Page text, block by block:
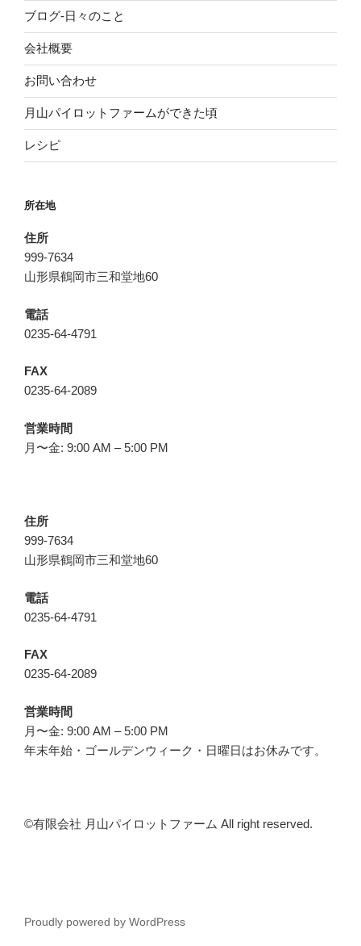
ブログ-日々のこと
会社概要
お問い合わせ
月山パイロットファームができた頃
レシピ
所在地
住所
999-7634
山形県鶴岡市三和堂地60
電話
0235-64-4791
FAX
0235-64-2089
営業時間
月〜金: 9:00 AM – 5:00 PM
住所
999-7634
山形県鶴岡市三和堂地60
電話
0235-64-4791
FAX
0235-64-2089
営業時間
月〜金: 9:00 AM – 5:00 PM
年末年始・ゴールデンウィーク・日曜日はお休みです。
©︎有限会社 月山パイロットファーム All right reserved.
Proudly powered by WordPress